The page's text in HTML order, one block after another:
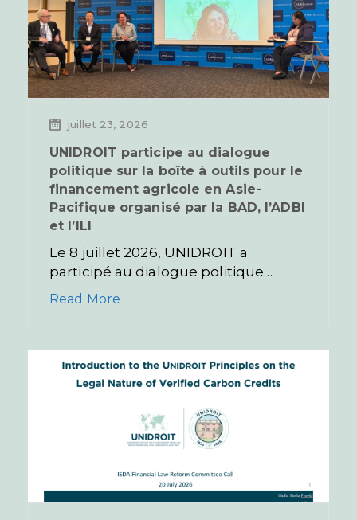
juillet 23, 2026
UNIDROIT participe au dialogue
politique sur la boîte à outils pour le
financement agricole en Asie-
Pacifique organisé par la BAD, l’ADBI
et l’ILI
Le 8 juillet 2026, UNIDROIT a
participé au dialogue politique…
Read More